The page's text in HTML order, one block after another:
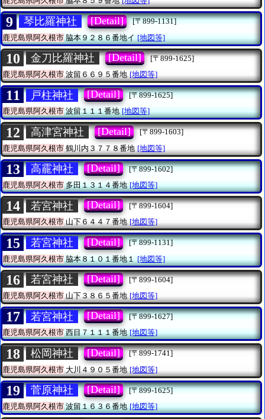
9 琴比羅神社 [Detail]
[〒899-1131]
鹿児島県阿久根市脇本９２８６番地イ [地図等]
10 金刀比羅神社 [Detail]
[〒899-1625]
鹿児島県阿久根市 波留６６９５番地 [地図等]
11 戸柱神社 [Detail]
[〒899-1625]
鹿児島県阿久根市波留１１１番地 [地図等]
12 高津宮神社 [Detail]
[〒899-1603]
鹿児島県阿久根市 鶴川内３７７８番地 [地図等]
13 高靇神社 [Detail]
[〒899-1602]
鹿児島県阿久根市多田１３１４番地 [地図等]
14 若宮神社 [Detail]
[〒899-1604]
鹿児島県阿久根市山下６４４７番地 [地図等]
15 若宮神社 [Detail]
[〒899-1131]
鹿児島県阿久根市脇本８１０１番地１ [地図等]
16 若宮神社 [Detail]
[〒899-1604]
鹿児島県阿久根市 山下３８６５番地 [地図等]
17 若宮神社 [Detail]
[〒899-1627]
鹿児島県阿久根市西目７１１１番地 [地図等]
18 松岡神社 [Detail]
[〒899-1741]
鹿児島県阿久根市 大川４９０５番地 [地図等]
19 菅原神社 [Detail]
[〒899-1625]
鹿児島県阿久根市波留１６３６番地 [地図等]